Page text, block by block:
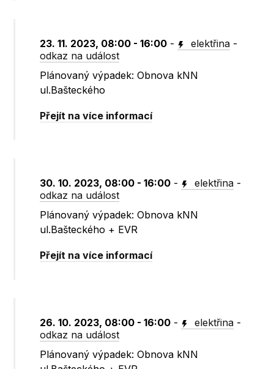
23. 11. 2023, 08:00 - 16:00 - elektřina -
odkaz na událost
Plánovaný výpadek: Obnova kNN
ul.Bašteckého
Přejít na více informací
30. 10. 2023, 08:00 - 16:00 - elektřina -
odkaz na událost
Plánovaný výpadek: Obnova kNN
ul.Bašteckého + EVR
Přejít na více informací
26. 10. 2023, 08:00 - 16:00 - elektřina -
odkaz na událost
Plánovaný výpadek: Obnova kNN